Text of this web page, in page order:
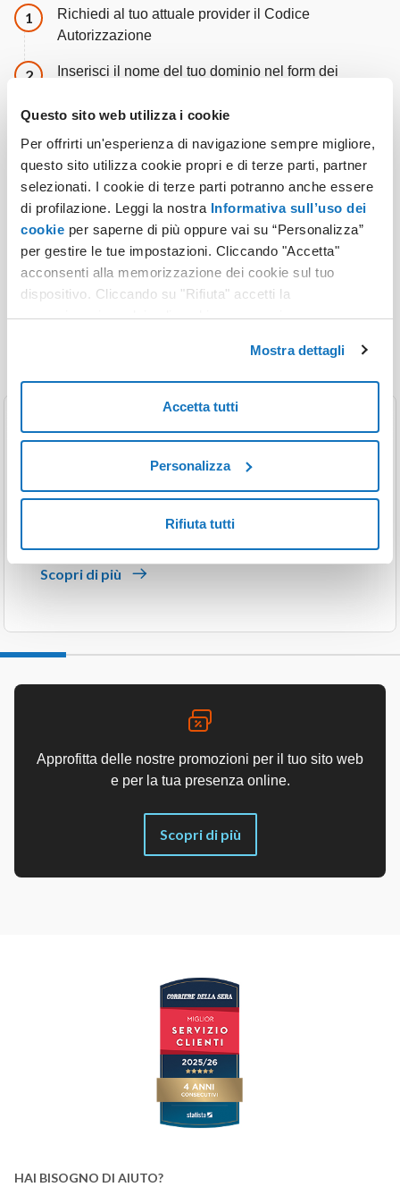
Questo sito web utilizza i cookie
Per offrirti un'esperienza di navigazione sempre migliore,
questo sito utilizza cookie propri e di terze parti, partner
selezionati. I cookie di terze parti potranno anche essere
di profilazione. Leggi la nostra Informativa sull’uso dei
cookie per saperne di più oppure vai su “Personalizza”
per gestire le tue impostazioni. Cliccando "Accetta"
acconsenti alla memorizzazione dei cookie sul tuo
dispositivo. Cliccando su "Rifiuta" accetti la
memorizzazione dei soli cookie necessari.
Mostra dettagli
Accetta tutti
Personalizza
Rifiuta tutti
Passaggio
1
Richiedi al tuo attuale provider il Codice
Autorizzazione
Passaggio
2
Inserisci il nome del tuo dominio nel form dei
l’ordine
Domini: Altre soluzioni
Registrazione
Scegli il nome perfetto per il tuo sito web e fatti
riconoscere: proteggi la tua identità online.
Scopri di più
Approfitta delle nostre promozioni per il tuo sito web
e per la tua presenza online.
Scopri di più
HAI BISOGNO DI AIUTO?